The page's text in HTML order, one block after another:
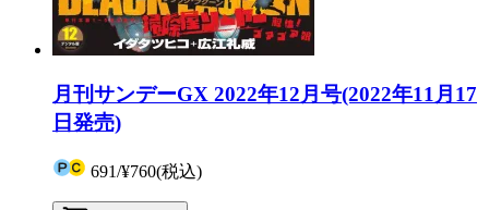
月刊サンデーGX 2022年12月号(2022年11月17
日発売)
691/¥760(税込)